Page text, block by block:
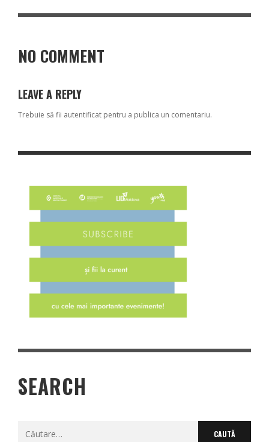
NO COMMENT
LEAVE A REPLY
Trebuie să fii autentificat pentru a publica un comentariu.
SEARCH
Caută